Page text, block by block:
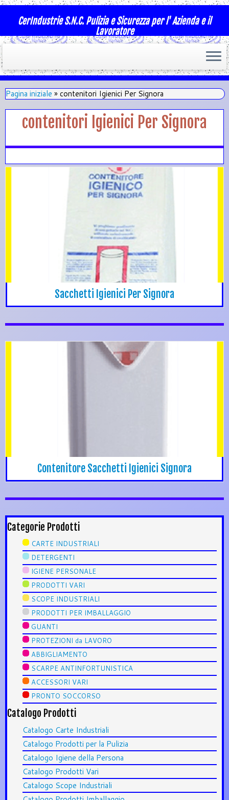
CerIndustrie S.N.C. Pulizia e Sicurezza per l' Azienda e il
Lavoratore
Pagina iniziale » contenitori Igienici Per Signora
contenitori Igienici Per Signora
Sacchetti Igienici Per Signora
Contenitore Sacchetti Igienici Signora
Categorie Prodotti
CARTE INDUSTRIALI
DETERGENTI
IGIENE PERSONALE
PRODOTTI VARI
SCOPE INDUSTRIALI
PRODOTTI PER IMBALLAGGIO
GUANTI
PROTEZIONI da LAVORO
ABBIGLIAMENTO
SCARPE ANTINFORTUNISTICA
ACCESSORI VARI
PRONTO SOCCORSO
Catalogo Prodotti
Catalogo Carte Industriali
Catalogo Prodotti per la Pulizia
Catalogo Igiene della Persona
Catalogo Prodotti Vari
Catalogo Scope Industriali